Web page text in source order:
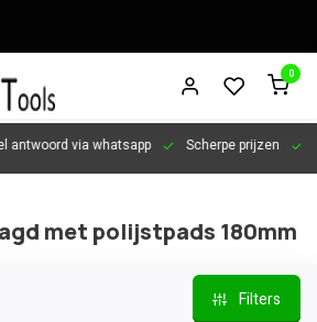
0
via whatsapp Scherpe prijzen
met polijstpads 180mm
Filters